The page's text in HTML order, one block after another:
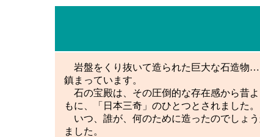
岩盤をくり抜いて造られた巨大な石造物
鎮まっています。
石の宝殿は、その圧倒的な存在感から昔
もに、「日本三奇」のひとつとされました。
いつ、誰が、何のために造ったのでしょ
ました。